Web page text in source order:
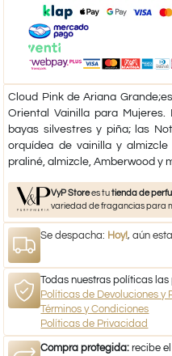
Cloud Pink de Ariana
Oriental Vainilla para
bayas silvestres y piña; las
orquídea de vainilla y
praliné, almizcle, Amberwood y
VyP Storees tutienda de
variedad de fragancias para
Se despacha: Hoy!, aún
Todas nuestras políticas
Políticas de Devoluciones y
Términos y Condiciones
Políticas de Privacidad
Compra protegida: recibe